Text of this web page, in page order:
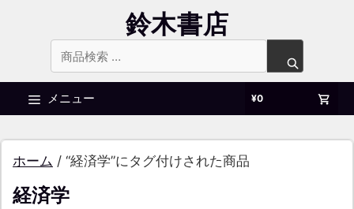
鈴木書店
検
索
対
メニュー ¥0
ホーム / “経済学”にタグ付けされた商品
経済学